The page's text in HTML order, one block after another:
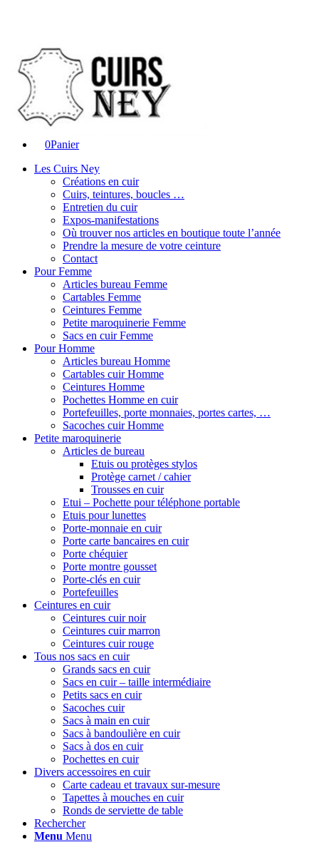
0Panier
Les Cuirs Ney
Créations en cuir
Cuirs, teintures, boucles …
Entretien du cuir
Expos-manifestations
Où trouver nos articles en boutique toute l’année
Prendre la mesure de votre ceinture
Contact
Pour Femme
Articles bureau Femme
Cartables Femme
Ceintures Femme
Petite maroquinerie Femme
Sacs en cuir Femme
Pour Homme
Articles bureau Homme
Cartables cuir Homme
Ceintures Homme
Pochettes Homme en cuir
Portefeuilles, porte monnaies, portes cartes, …
Sacoches cuir Homme
Petite maroquinerie
Articles de bureau
Etuis ou protèges stylos
Protège carnet / cahier
Trousses en cuir
Etui – Pochette pour téléphone portable
Etuis pour lunettes
Porte-monnaie en cuir
Porte carte bancaires en cuir
Porte chéquier
Porte montre gousset
Porte-clés en cuir
Portefeuilles
Ceintures en cuir
Ceintures cuir noir
Ceintures cuir marron
Ceintures cuir rouge
Tous nos sacs en cuir
Grands sacs en cuir
Sacs en cuir – taille intermédiaire
Petits sacs en cuir
Sacoches cuir
Sacs à main en cuir
Sacs à bandoulière en cuir
Sacs à dos en cuir
Pochettes en cuir
Divers accessoires en cuir
Carte cadeau et travaux sur-mesure
Tapettes à mouches en cuir
Ronds de serviette de table
Rechercher
Menu Menu